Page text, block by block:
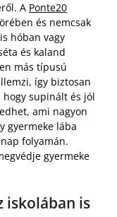
A Ponte20
és nemcsak
hóban vagy
és kaland
más típusú
így biztosan
supinált és jól
ami nagyon
gyermeke lába
folyamán.
gyermeke
iskolában is